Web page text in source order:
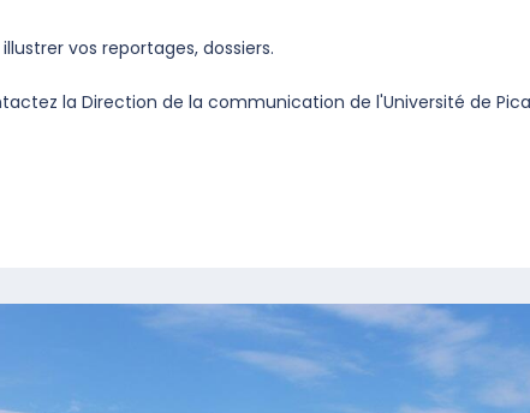
vos reportages, dossiers.
la Direction de la communication de l'Université de